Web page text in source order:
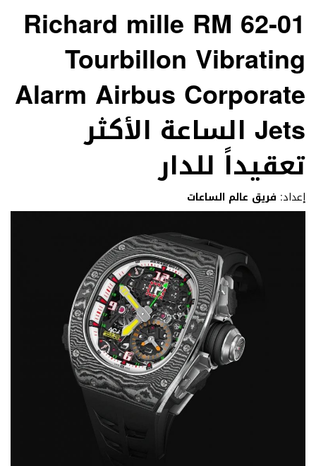
Richard mille RM 62-01
Tourbillon Vibrating
Alarm Airbus Corporate
Jets الساعة الأكثر
تعقيداً للدار
إعداد: فريق عالم الساعات